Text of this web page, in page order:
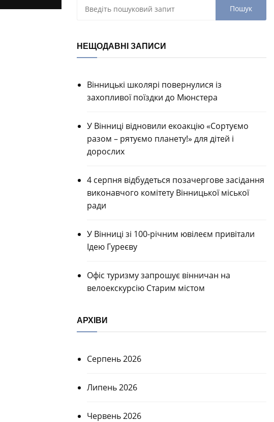
НЕЩОДАВНІ ЗАПИСИ
Вінницькі школярі повернулися із
захопливої поїздки до Мюнстера
У Вінниці відновили екоакцію «Сортуємо
разом – рятуємо планету!» для дітей і
дорослих
4 серпня відбудеться позачергове засідання
виконавчого комітету Вінницької міської
ради
У Вінниці зі 100-річним ювілеєм привітали
Ідею Гуреєву
Офіс туризму запрошує вінничан на
велоекскурсію Старим містом
АРХІВИ
Серпень 2026
Липень 2026
Червень 2026